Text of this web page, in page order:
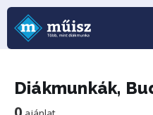
Diákmunkák,